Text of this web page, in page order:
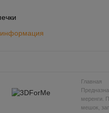
информация
Главная
меренги.
мешок,